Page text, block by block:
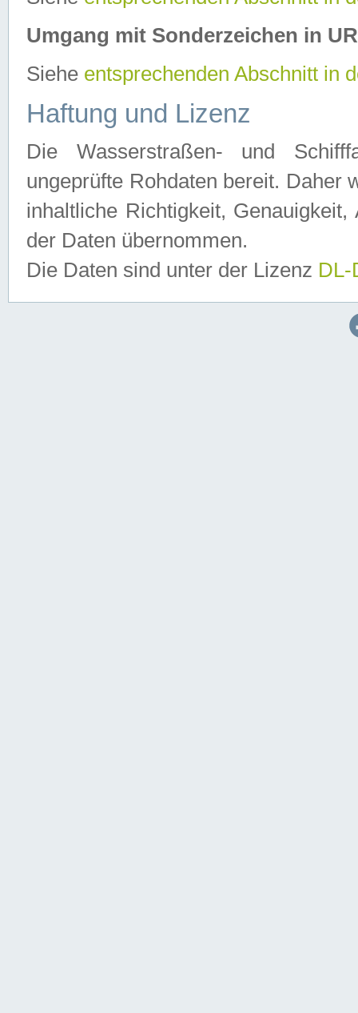
Umgang mit Sonderzeichen in
Siehe entsprechenden Abschnitt in
Haftung und Lizenz
Die Wasserstraßen- und
ungeprüfte Rohdaten bereit. Daher
inhaltliche Richtigkeit,
der Daten übernommen.
Die Daten sind unter der Lizenz